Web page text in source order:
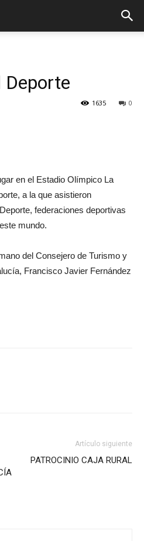
Deporte
0
1635
en el Estadio Olímpico La
a la que asistieron
federaciones deportivas
mundo.
del Consejero de Turismo y
Francisco Javier Fernández
Artículo siguiente
PATROCINIO CAJA RURAL